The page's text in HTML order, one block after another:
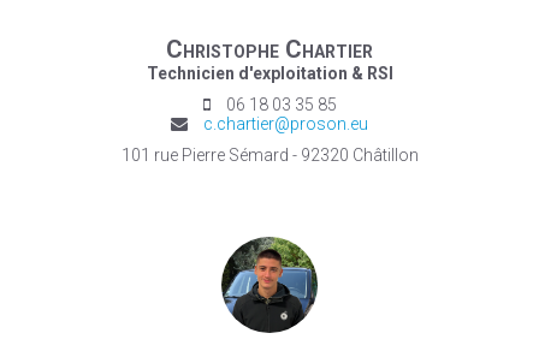
Christophe Chartier
Technicien d'exploitation & RSI
06 18 03 35 85
c.chartier@proson.eu
101 rue Pierre Sémard - 92320 Châtillon